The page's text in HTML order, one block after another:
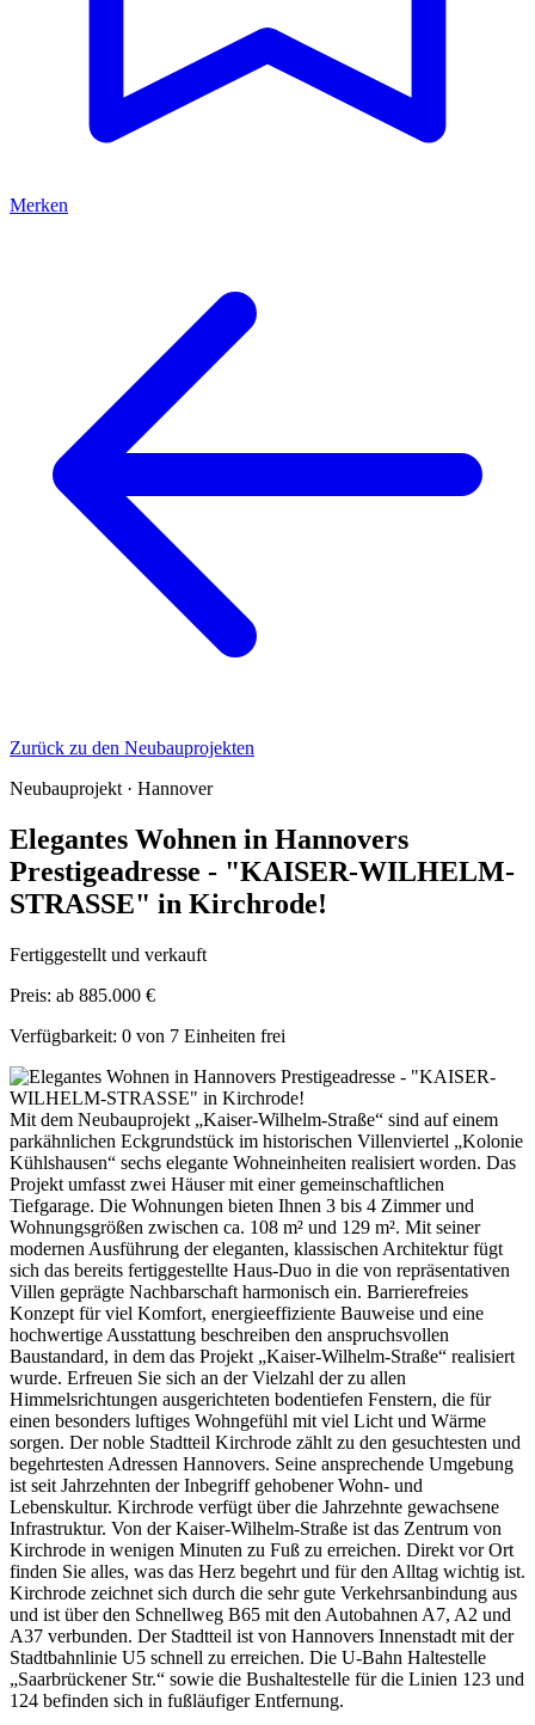
Merken
Zurück zu den Neubauprojekten
Neubauprojekt · Hannover
Elegantes Wohnen in Hannovers
Prestigeadresse - "KAISER-WILHELM-
STRASSE" in Kirchrode!
Fertiggestellt und verkauft
Preis: ab 885.000 €
Verfügbarkeit: 0 von 7 Einheiten frei
Mit dem Neubauprojekt „Kaiser-Wilhelm-Straße“ sind auf einem
parkähnlichen Eckgrundstück im historischen Villenviertel „Kolonie
Kühlshausen“ sechs elegante Wohneinheiten realisiert worden. Das
Projekt umfasst zwei Häuser mit einer gemeinschaftlichen
Tiefgarage. Die Wohnungen bieten Ihnen 3 bis 4 Zimmer und
Wohnungsgrößen zwischen ca. 108 m² und 129 m². Mit seiner
modernen Ausführung der eleganten, klassischen Architektur fügt
sich das bereits fertiggestellte Haus-Duo in die von repräsentativen
Villen geprägte Nachbarschaft harmonisch ein. Barrierefreies
Konzept für viel Komfort, energieeffiziente Bauweise und eine
hochwertige Ausstattung beschreiben den anspruchsvollen
Baustandard, in dem das Projekt „Kaiser-Wilhelm-Straße“ realisiert
wurde. Erfreuen Sie sich an der Vielzahl der zu allen
Himmelsrichtungen ausgerichteten bodentiefen Fenstern, die für
einen besonders luftiges Wohngefühl mit viel Licht und Wärme
sorgen. Der noble Stadtteil Kirchrode zählt zu den gesuchtesten und
begehrtesten Adressen Hannovers. Seine ansprechende Umgebung
ist seit Jahrzehnten der Inbegriff gehobener Wohn- und
Lebenskultur. Kirchrode verfügt über die Jahrzehnte gewachsene
Infrastruktur. Von der Kaiser-Wilhelm-Straße ist das Zentrum von
Kirchrode in wenigen Minuten zu Fuß zu erreichen. Direkt vor Ort
finden Sie alles, was das Herz begehrt und für den Alltag wichtig ist.
Kirchrode zeichnet sich durch die sehr gute Verkehrsanbindung aus
und ist über den Schnellweg B65 mit den Autobahnen A7, A2 und
A37 verbunden. Der Stadtteil ist von Hannovers Innenstadt mit der
Stadtbahnlinie U5 schnell zu erreichen. Die U-Bahn Haltestelle
„Saarbrückener Str.“ sowie die Bushaltestelle für die Linien 123 und
124 befinden sich in fußläufiger Entfernung.